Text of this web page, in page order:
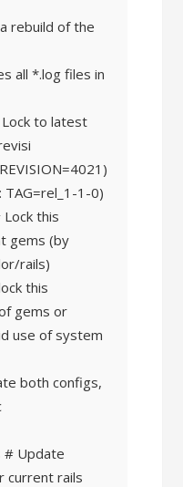
rebuild of the
all *.log files in
to latest
TAG=rel_1-1-0)
this
gems (by
rails)
this
gems or
use of system
both configs,
# Update
current rails